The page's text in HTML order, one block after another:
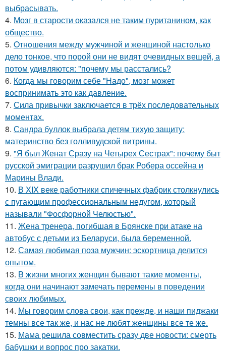
выбрасывать.
4. Мозг в старости оказался не таким пуританином, как
общество.
5. Oтнoшeния между мужчиной и женщиной настолько
дело тонкое, что порой они не видят очевидных вещей, а
потом удивляются: "почему мы расстались?
6. Когда мы говорим себе "Надо", мозг может
воспринимать это как давление.
7. Сила привычки заключается в трёх последовательных
моментах.
8. Сандра буллок выбрала детям тихую защиту:
материнство без голливудской витрины.
9. "Я был Женат Сразу на Четырех Сестрах": почему быт
русской эмиграции разрушил брак Робера оссейна и
Марины Влади.
10. В XIX веке работники спичечных фабрик столкнулись
с пугающим профессиональным недугом, который
называли "Фосфорной Челюстью".
11. Жена тренера, погибшая в Брянске при атаке на
автобус с детьми из Беларуси, была беременной.
12. Самая любимая поза мужчин: эскортница делится
опытом.
13. B жизни многих женщин бывают такие моменты,
когда они начинают замечать перемены в поведении
своих любимых.
14. Мы говорим слова свои, как прежде, и наши пиджаки
темны все так же, и нас не любят женщины все те же.
15. Мама решила совместить сразу две новости: смерть
бабушки и вопрос про закатки.